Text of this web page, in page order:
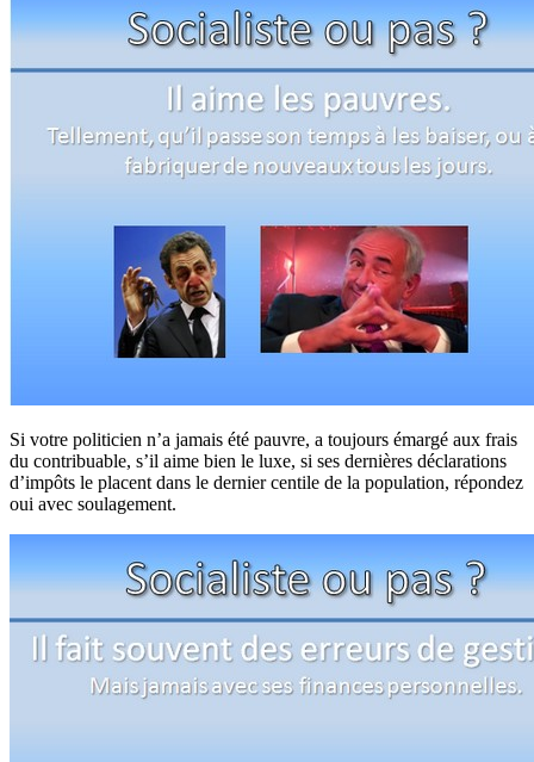
Si votre politicien n’a jamais été pauvre, a toujours émargé aux frais
du contribuable, s’il aime bien le luxe, si ses dernières déclarations
d’impôts le placent dans le dernier centile de la population, répondez
oui avec soulagement.